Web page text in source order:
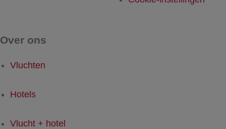
Over ons
Vluchten
Hotels
Vlucht + hotel